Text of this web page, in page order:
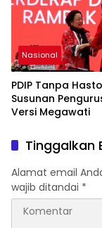
Nasional
PDIP Tanpa
Susunan
Versi Megawati
Tinggalkan
Alamat email
wajib ditandai *